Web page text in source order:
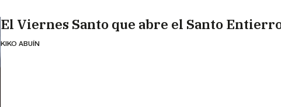
El Viernes Santo que abre el Santo
KIKO ABUÍN